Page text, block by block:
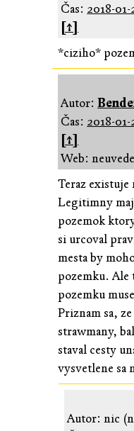
Čas: 2018-
[↑]
*ciziho*
Autor:
Čas: 2018-
[↑]
Web:
Teraz
Legitimny
pozemok
si urcoval
mesta by
pozemku.
pozemku
Priznam sa,
strawmany,
staval cesty
vysvetlene sa
Autor: nic